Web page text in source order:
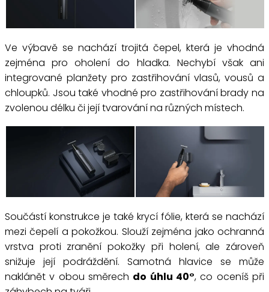
Ve výbavě se nachází trojitá čepel, která je vhodná
zejména pro oholení do hladka. Nechybí však ani
integrované planžety pro zastřihování vlasů, vousů a
chloupků. Jsou také vhodné pro zastřihování brady na
zvolenou délku či její tvarování na různých místech.
Součástí konstrukce je také krycí fólie, která se nachází
mezi čepelí a pokožkou. Slouží zejména jako ochranná
vrstva proti zranění pokožky při holení, ale zároveň
snižuje její podráždění. Samotná hlavice se může
naklánět v obou směrech do úhlu 40°, co oceníš při